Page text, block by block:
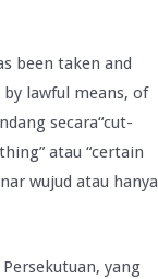
been taken and
lawful means, of
secara“cut-
atau “certain
wujud atau hanya
yang